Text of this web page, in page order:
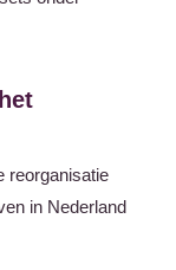
reorganisatie
in Nederland